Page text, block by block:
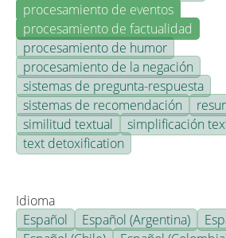
procesamiento de eventos
procesamiento de factualidad
procesamiento de humor
procesamiento de la negación
sistemas de pregunta-respuesta
sistemas de recomendación
similitud textual
simplificación
text detoxification
Idioma
Español
Español (Argentina)